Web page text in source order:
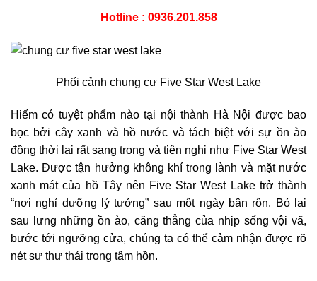
Hotline : 0936.201.858
Phối cảnh chung cư Five Star West Lake
Hiếm có tuyệt phẩm nào tại nội thành Hà Nội được bao
bọc bởi cây xanh và hồ nước và tách biệt với sự ồn ào
đồng thời lại rất sang trọng và tiện nghi như Five Star West
Lake. Được tận hưởng không khí trong lành và mặt nước
xanh mát của hồ Tây nên Five Star West Lake trở thành
“nơi nghỉ dưỡng lý tưởng” sau một ngày bận rộn. Bỏ lại
sau lưng những ồn ào, căng thẳng của nhịp sống vội vã,
bước tới ngưỡng cửa, chúng ta có thể cảm nhận được rõ
nét sự thư thái trong tâm hồn.